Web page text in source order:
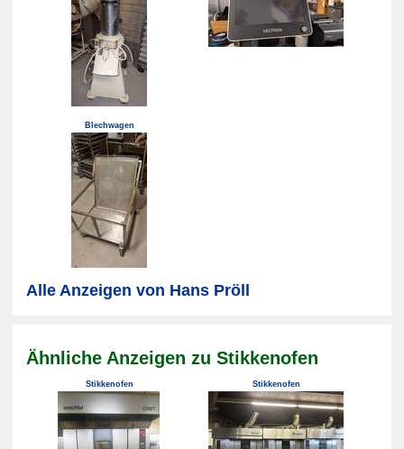
Blechwagen
Alle Anzeigen von Hans Pröll
Ähnliche Anzeigen zu Stikkenofen
Stikkenofen Stikkenofen